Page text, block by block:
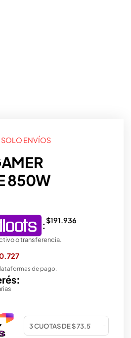
SOLO ENVÍOS
850W
:$191.936
o transferencia.
de pago.